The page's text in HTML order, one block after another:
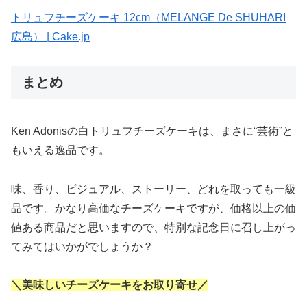
トリュフチーズケーキ 12cm（MELANGE De SHUHARI
広島） | Cake.jp
まとめ
Ken Adonisの白トリュフチーズケーキは、まさに“芸術”と
もいえる逸品です。
味、香り、ビジュアル、ストーリー、どれを取っても一級
品です。かなり高価なチーズケーキですが、価格以上の価
値ある商品だと思いますので、特別な記念日に召し上がっ
てみてはいかがでしょうか？
＼美味しいチーズケーキをお取り寄せ／